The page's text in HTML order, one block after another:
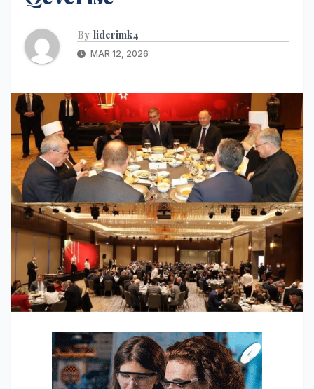
By liderimk4
MAR 12, 2026